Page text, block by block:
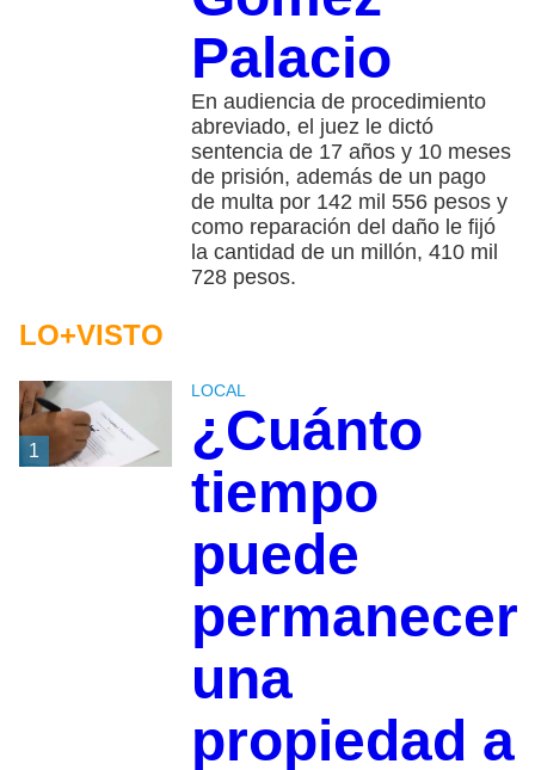
Palacio
En audiencia de procedimiento
abreviado, el juez le dictó
sentencia de 17 años y 10 meses
de prisión, además de un pago
de multa por 142 mil 556 pesos y
como reparación del daño le fijó
la cantidad de un millón, 410 mil
728 pesos.
LO+VISTO
1
LOCAL
¿Cuánto
tiempo
puede
permanecer
una
propiedad a